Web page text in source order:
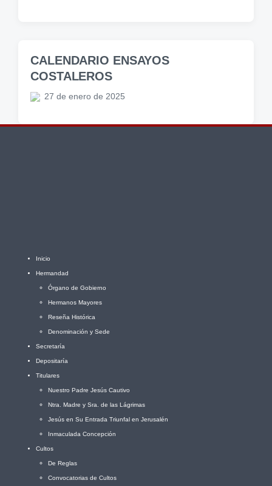
CALENDARIO ENSAYOS
COSTALEROS
27 de enero de 2025
Inicio
Hermandad
Órgano de Gobierno
Hermanos Mayores
Reseña Histórica
Denominación y Sede
Secretaría
Depositaría
Titulares
Nuestro Padre Jesús Cautivo
Ntra. Madre y Sra. de las Lágrimas
Jesús en Su Entrada Triunfal en Jerusalén
Inmaculada Concepción
Cultos
De Reglas
Convocatorias de Cultos